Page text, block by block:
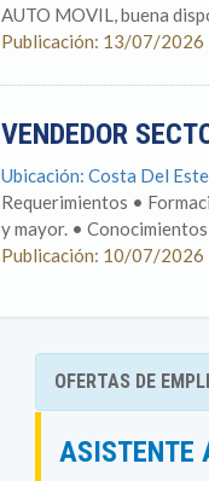
AUTO MOVIL, buena
Publicación: 13/07/
VENDEDOR
Ubicación: Costa Del
Requerimientos •
y mayor. •
Publicación: 10/07/2026
OFERTAS DE
ASISTENTE